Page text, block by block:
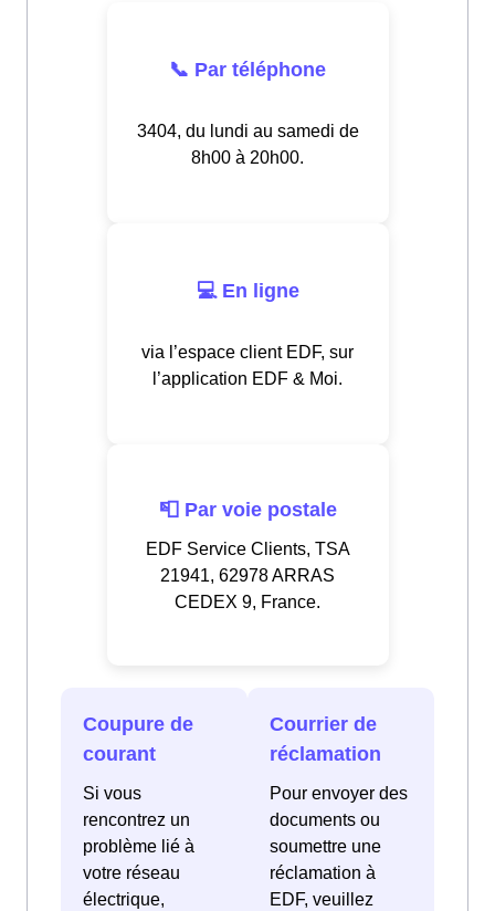
📞 Par téléphone
3404, du lundi au samedi de
8h00 à 20h00.
💻 En ligne
via l’espace client EDF, sur
l’application EDF & Moi.
📮 Par voie postale
EDF Service Clients, TSA
21941, 62978 ARRAS
CEDEX 9, France.
Coupure de
courant
Si vous
rencontrez un
problème lié à
votre réseau
électrique,
Courrier de
réclamation
Pour envoyer des
documents ou
soumettre une
réclamation à
EDF, veuillez